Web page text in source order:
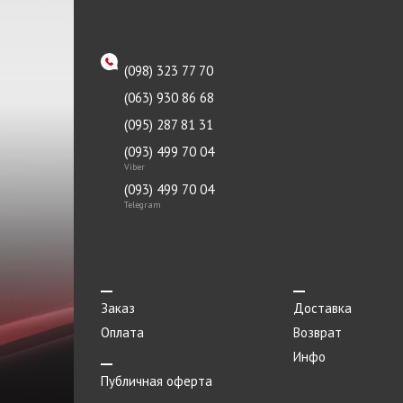
Кнопки
Колодки
Кольца поршневые
Компенсатор
Корзина сцепления
Масло моторное
BTH
BYD
CarBI
CASTROL
CHAMPION
DAYCO
ELRING
(098) 323 77 70
(063) 930 86 68
(095) 287 81 31
(093) 499 70 04
Viber
(093) 499 70 04
Telegram
Заказ
Оплата
Доставка
Возврат
Инфо
Публичная оферта